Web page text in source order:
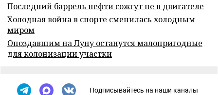
Последний баррель нефти сожгут не в двигателе
Холодная война в спорте сменилась холодным
миром
Опоздавшим на Луну останутся малопригодные
для колонизации участки
Подписывайтесь на наши каналы